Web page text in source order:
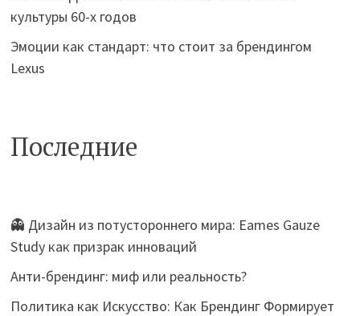
культуры 60-х годов
Эмоции как стандарт: что стоит за брендингом
Lexus
Последние
👻 Дизайн из потустороннего мира: Eames Gauze
Study как призрак инноваций
Анти-брендинг: миф или реальность?
Политика как Искусство: Как Брендинг Формирует